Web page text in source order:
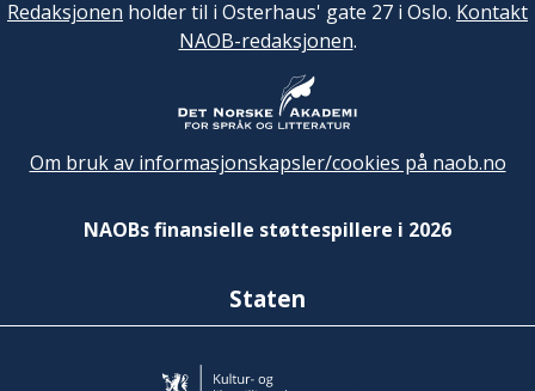
Redaksjonen holder til i Osterhaus' gate 27 i Oslo. Kontakt
NAOB-redaksjonen.
Om bruk av informasjonskapsler/cookies på naob.no
NAOBs finansielle støttespillere i 2026
Staten